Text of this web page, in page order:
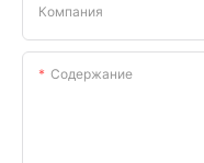
Компания
Содержание